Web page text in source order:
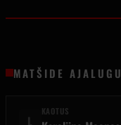
MATŠIDE AJALUGU
L
KAOTUS